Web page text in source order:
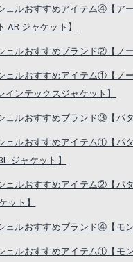
ェルおすすめアイテム④【ア
AR ジャケット】
ェルおすすめブランド②【ノー
ェルおすすめアイテム①【ノ
インテックスジャケット】
ェルおすすめブランド③【パタ
ェルおすすめアイテム①【パ
ジャケット】
ェルおすすめアイテム②【パ
ット】
ェルおすすめブランド④【モン
ェルおすすめアイテム①【モ
ニ ジャケット
を見る
ングで見る
楽天